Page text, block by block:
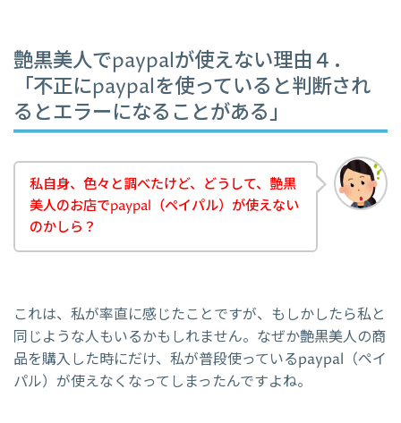
艶黒美人でpaypalが使えない理由４．
「不正にpaypalを使っていると判断され
るとエラーになることがある」
私自身、色々と調べたけど、どうして、艶黒
美人のお店でpaypal（ペイパル）が使えない
のかしら？
これは、私が率直に感じたことですが、もしかしたら私と
同じような人もいるかもしれません。なぜか艶黒美人の商
品を購入した時にだけ、私が普段使っているpaypal（ペイ
パル）が使えなくなってしまったんですよね。